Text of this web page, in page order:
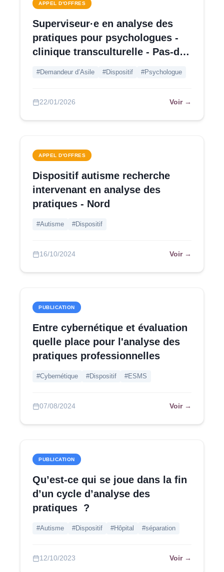
APPEL D'OFFRES
Superviseur·e en analyse des
pratiques pour psychologues -
clinique transculturelle - Pas-de-
#Demandeur d’Asile #Dispositif #Psychologue
22/01/2026 Voir →
APPEL D'OFFRES
Dispositif autisme recherche
intervenant en analyse des
pratiques - Nord
#Autisme #Dispositif
16/10/2024 Voir →
PUBLICATION
Entre cybernétique et évaluation
quelle place pour l'analyse des
pratiques professionnelles
#Cybernétique #Dispositif #ESMS
07/08/2024 Voir →
PUBLICATION
Qu’est-ce qui se joue dans la fin
d’un cycle d’analyse des
pratiques ?
#Autisme #Dispositif #Hôpital #séparation
12/10/2023 Voir →